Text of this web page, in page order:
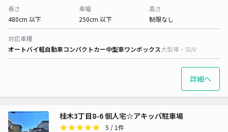
長さ
480cm 以下
車幅
250cm 以下
高さ
制限なし
対応車種
オートバイ軽自動車コンパクトカー中型車ワンボックス大型車・SUV
詳細へ
桂木3丁目8-6 個人宅☆アキッパ駐車場
5 / 1件